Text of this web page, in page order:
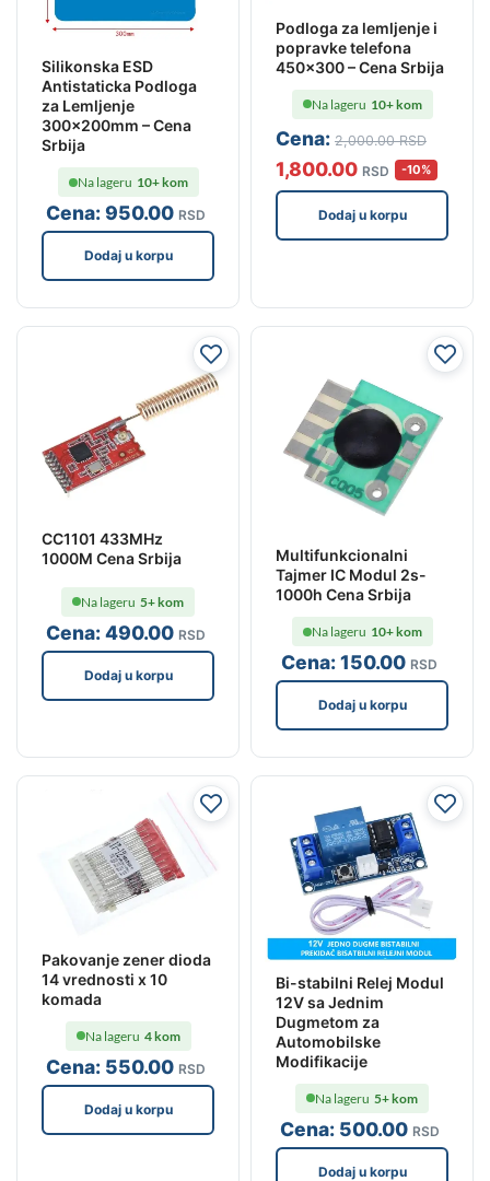
Silikonska ESD
Antistaticka Podloga
za Lemljenje
300x200mm – Cena
Srbija
Cena:950.00 RSD
Na lageru 10+ kom
Dodaj u korpu
Podloga za lemljenje i
popravke telefona
450×300 – Cena Srbija
Cena: 2,000.00 RSD
1,800.00 RSD -10%
Na lageru 10+ kom
Dodaj u korpu
CC1101 433MHz
1000M Cena Srbija
Cena:490.00 RSD
Na lageru 5+ kom
Dodaj u korpu
Multifunkcionalni
Tajmer IC Modul 2s-
1000h Cena Srbija
Cena:150.00 RSD
Na lageru 10+ kom
Dodaj u korpu
Pakovanje zener dioda
14 vrednosti x 10
komada
Cena: 550.00 RSD
Na lageru 4 kom
Dodaj u korpu
Bi-stabilni Relej Modul
12V sa Jednim
Dugmetom za
Automobilske
Modifikacije
Cena: 500.00 RSD
Na lageru 5+ kom
Dodaj u korpu